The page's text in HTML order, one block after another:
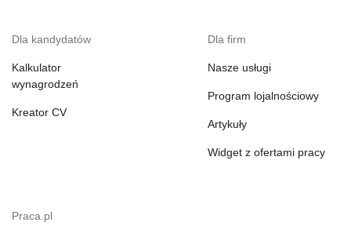
Dla kandydatów
Kalkulator
wynagrodzeń
Kreator CV
Dla firm
Nasze usługi
Program lojalnościowy
Artykuły
Widget z ofertami pracy
Praca.pl